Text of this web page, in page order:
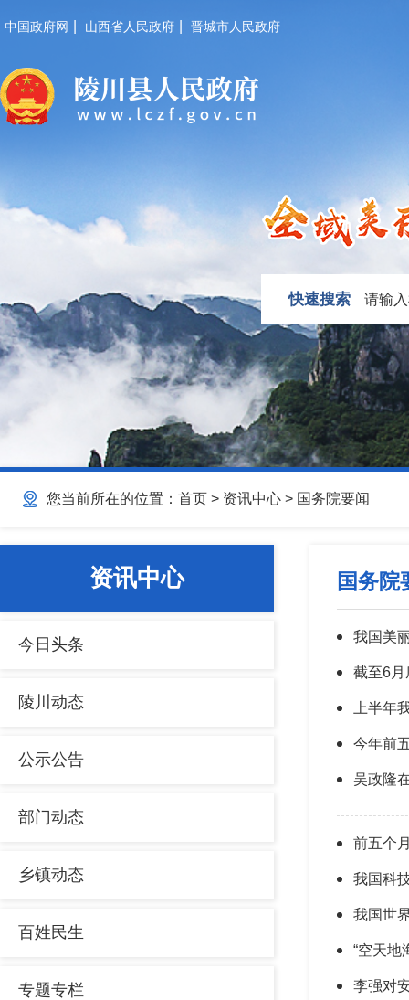
中国政府网 山西省人民政府 晋城市人民政府
快速搜索
您当前所在的位置： 首页 > 资讯中心 > 国务院要闻
资讯中心
今日头条
陵川动态
公示公告
部门动态
乡镇动态
百姓民生
专题专栏
国务院
我国美
截至6月
上半年
今年前
吴政隆
前五个
我国科
我国世
“空天地